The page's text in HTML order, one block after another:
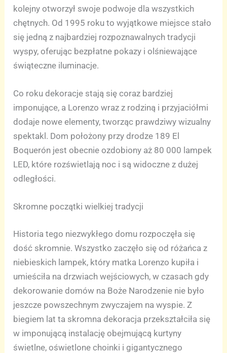
kolejny otworzył swoje podwoje dla wszystkich
chętnych. Od 1995 roku to wyjątkowe miejsce stało
się jedną z najbardziej rozpoznawalnych tradycji
wyspy, oferując bezpłatne pokazy i olśniewające
świąteczne iluminacje.
Co roku dekoracje stają się coraz bardziej
imponujące, a Lorenzo wraz z rodziną i przyjaciółmi
dodaje nowe elementy, tworząc prawdziwy wizualny
spektakl. Dom położony przy drodze 189 El
Boquerón jest obecnie ozdobiony aż 80 000 lampek
LED, które rozświetlają noc i są widoczne z dużej
odległości.
Skromne początki wielkiej tradycji
Historia tego niezwykłego domu rozpoczęła się
dość skromnie. Wszystko zaczęło się od różańca z
niebieskich lampek, który matka Lorenzo kupiła i
umieściła na drzwiach wejściowych, w czasach gdy
dekorowanie domów na Boże Narodzenie nie było
jeszcze powszechnym zwyczajem na wyspie. Z
biegiem lat ta skromna dekoracja przekształciła się
w imponującą instalację obejmującą kurtyny
świetlne, oświetlone choinki i gigantycznego